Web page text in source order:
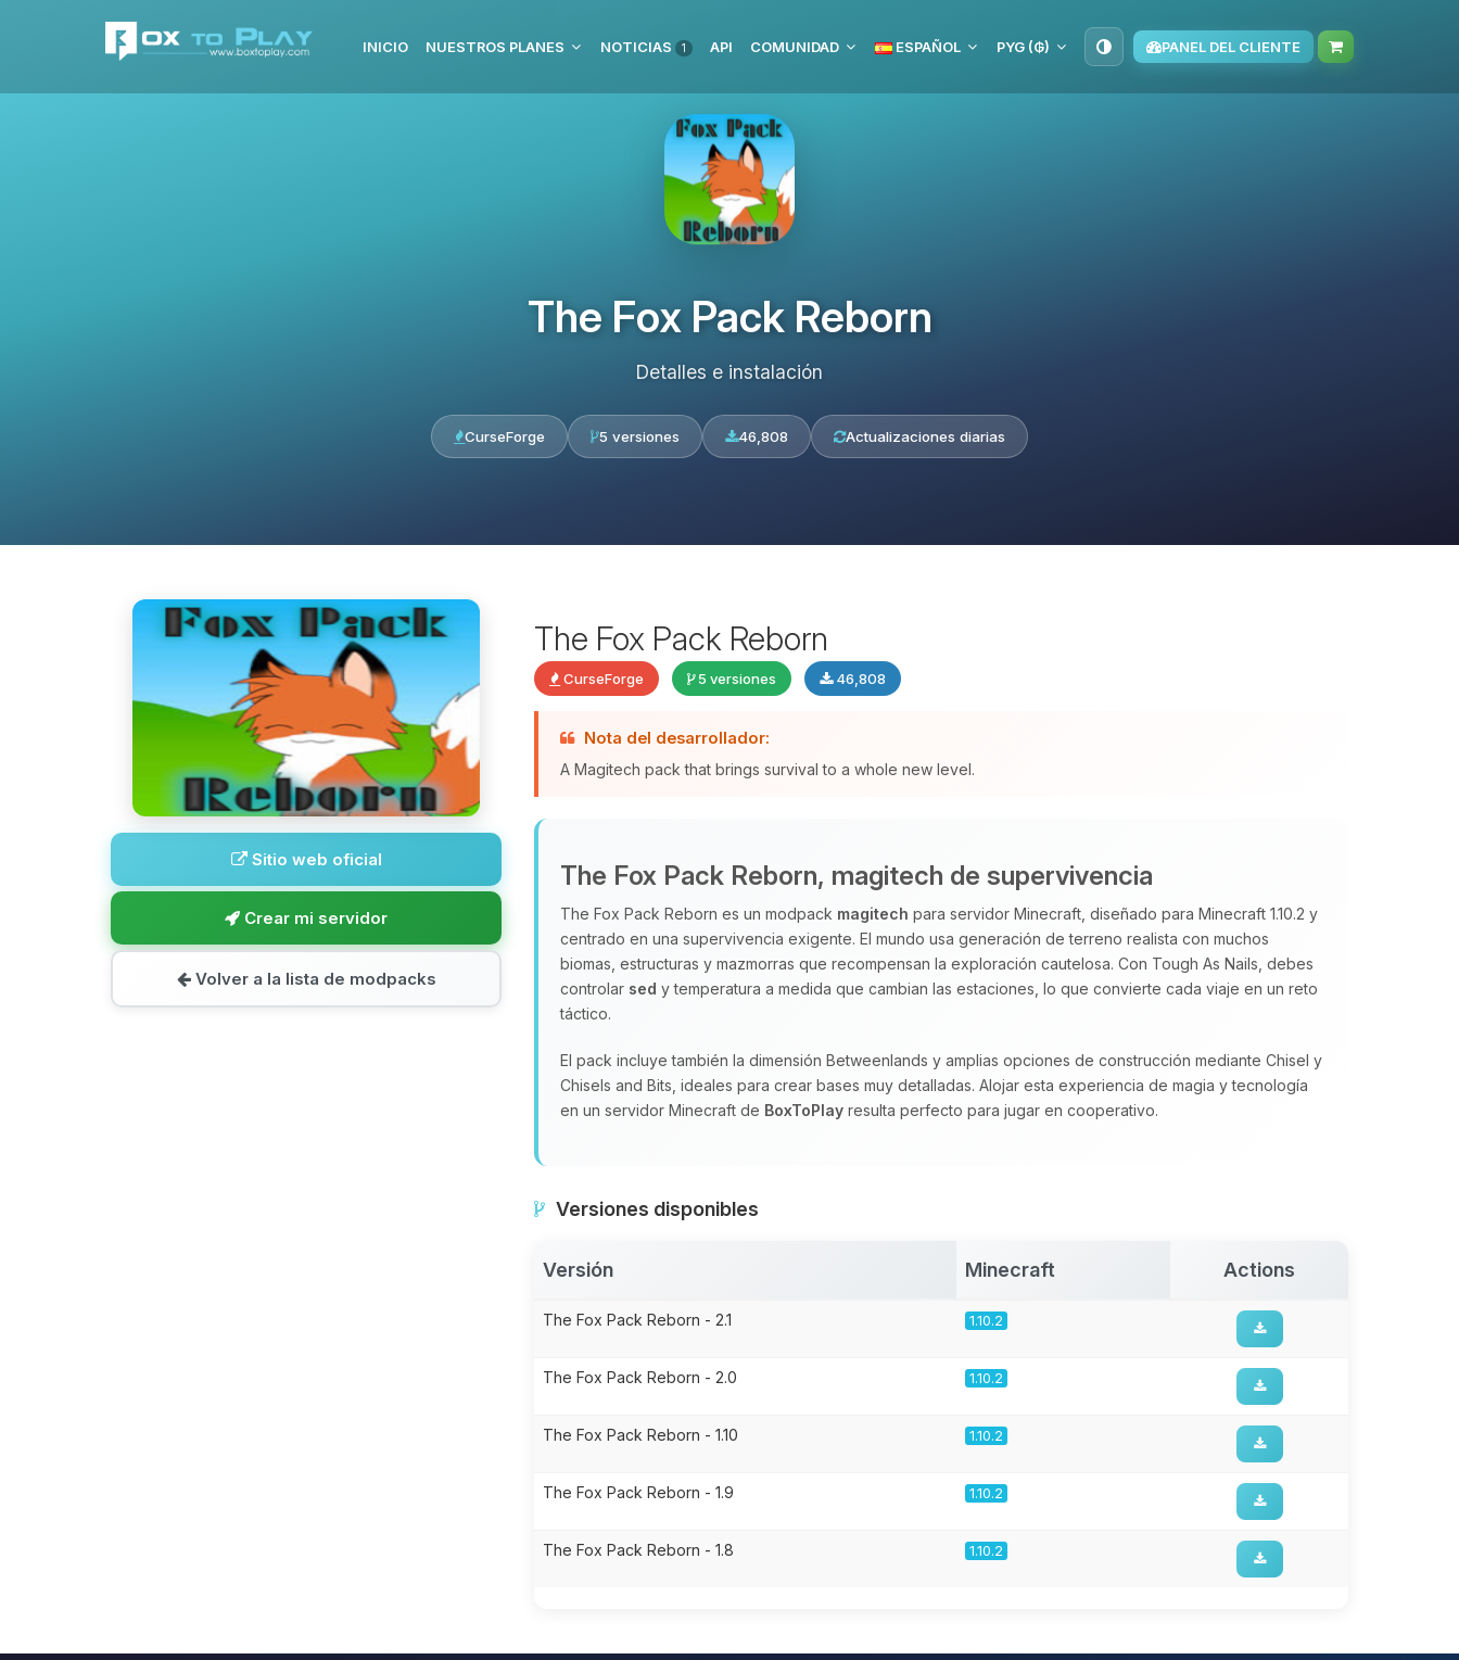
INICIO NUESTROS PLANES NOTICIAS 1 API COMUNIDAD ESPAÑOL PYG (₲) PANEL DEL CLIENTE
The Fox Pack Reborn
Detalles e instalación
CurseForge 5 versiones 46,808 Actualizaciones diarias
Sitio web oficial
Crear mi servidor
Volver a la lista de modpacks
The Fox Pack Reborn
CurseForge 5 versiones 46,808
Nota del desarrollador:
A Magitech pack that brings survival to a whole new level.
The Fox Pack Reborn, magitech de supervivencia
The Fox Pack Reborn es un modpack magitech para servidor Minecraft, diseñado para Minecraft 1.10.2 y
centrado en una supervivencia exigente. El mundo usa generación de terreno realista con muchos
biomas, estructuras y mazmorras que recompensan la exploración cautelosa. Con Tough As Nails, debes
controlar sed y temperatura a medida que cambian las estaciones, lo que convierte cada viaje en un reto
táctico.
El pack incluye también la dimensión Betweenlands y amplias opciones de construcción mediante Chisel y
Chisels and Bits, ideales para crear bases muy detalladas. Alojar esta experiencia de magia y tecnología
en un servidor Minecraft de BoxToPlay resulta perfecto para jugar en cooperativo.
Versiones disponibles
Versión Minecraft Actions
The Fox Pack Reborn - 2.1 1.10.2
The Fox Pack Reborn - 2.0 1.10.2
The Fox Pack Reborn - 1.10 1.10.2
The Fox Pack Reborn - 1.9 1.10.2
The Fox Pack Reborn - 1.8 1.10.2